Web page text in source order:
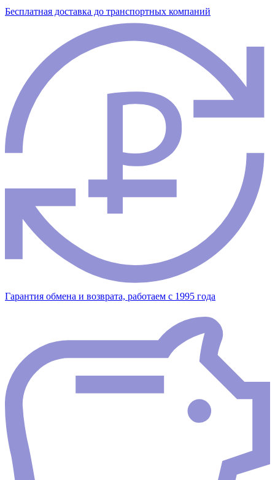
Бесплатная доставка до транспортных компаний
Гарантия обмена и возврата, работаем с 1995 года